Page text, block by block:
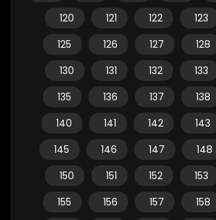
120
121 122 123
125
126 127 128
130
131 132 133
135
136 137 138
140
141 142 143
145
146 147 148
150
151 152 153
155
156 157 158